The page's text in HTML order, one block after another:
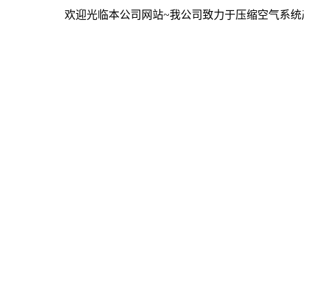
欢迎光临本公司网站~我公司致力于压缩空气系统产